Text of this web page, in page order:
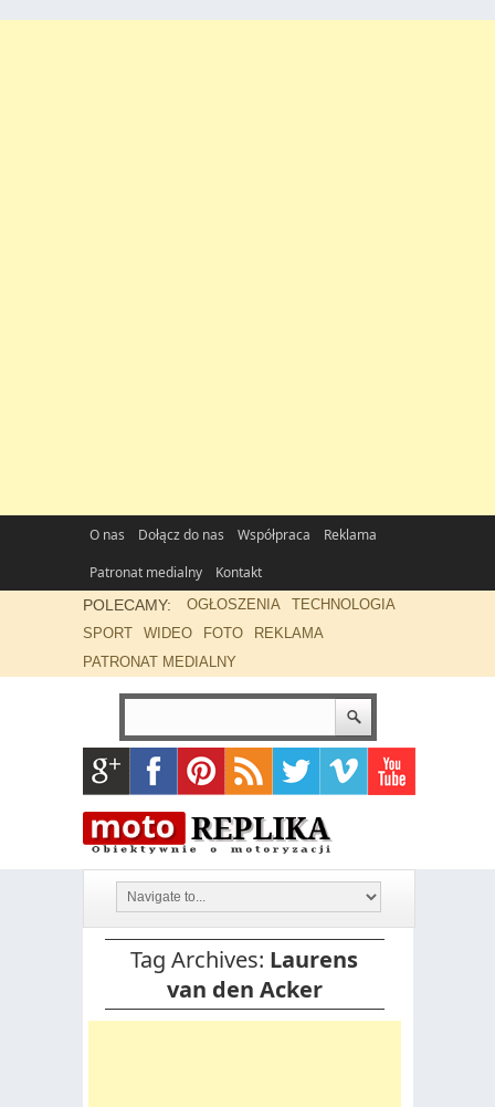
O nas Dołącz do nas Współpraca
Reklama
Patronat medialny
Kontakt
POLECAMY: OGŁOSZENIA
TECHNOLOGIA
SPORT
WIDEO FOTO
REKLAMA
PATRONAT MEDIALNY
Tag Archives: Laurens
van den Acker